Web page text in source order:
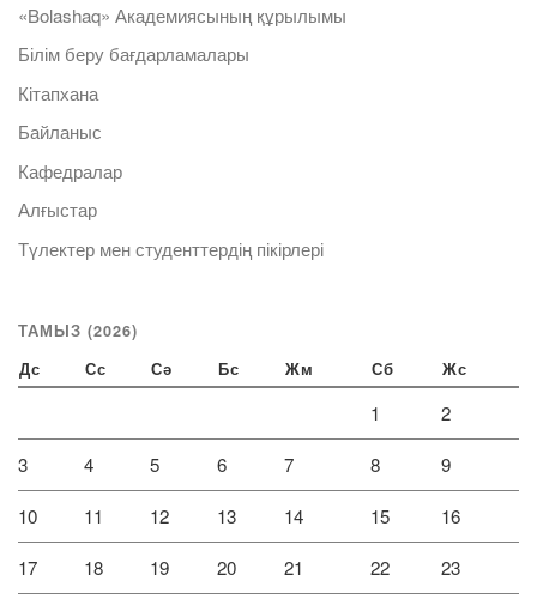
«Bolashaq» Академиясының құрылымы
Білім беру бағдарламалары
Кітапхана
Байланыс
Кафедралар
Алғыстар
Түлектер мен студенттердің пікірлері
ТАМЫЗ (2026)
Дс Сс Сә Бс Жм Сб Жс
1 2
3 4 5 6 7 8 9
10 11 12 13 14 15 16
17 18 19 20 21 22 23